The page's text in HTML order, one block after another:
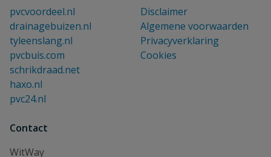
pvcvoordeel.nl
drainagebuizen.nl
tyleenslang.nl
pvcbuis.com
schrikdraad.net
haxo.nl
pvc24.nl
Disclaimer
Algemene voorwaarden
Privacyverklaring
Cookies
Contact
WitWay